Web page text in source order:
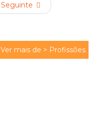
Seguinte
Ver mais de > Profissões